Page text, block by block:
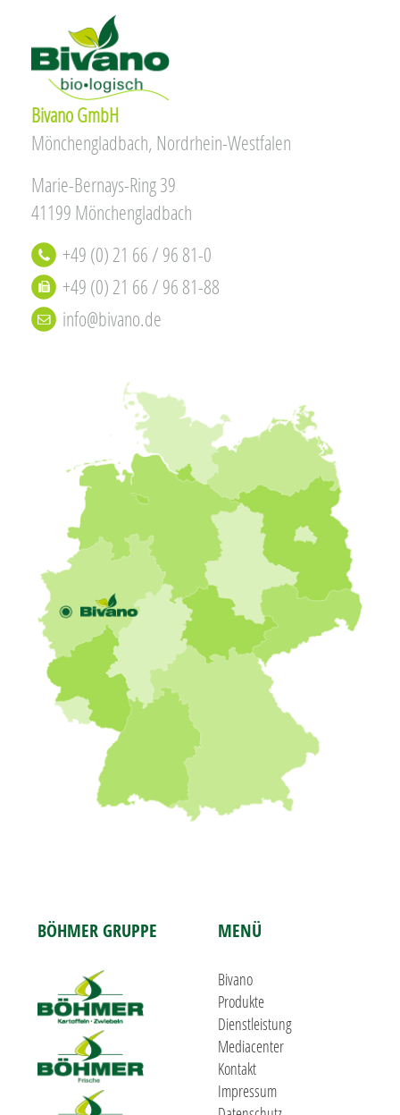
Bivano GmbH
Mönchengladbach, Nordrhein-Westfalen
Marie-Bernays-Ring 39
41199 Mönchengladbach
+49 (0) 21 66 / 96 81-0
+49 (0) 21 66 / 96 81-88
info@bivano.de
BÖHMER GRUPPE MENÜ
Bivano
Produkte
Dienstleistung
Mediacenter
Kontakt
Impressum